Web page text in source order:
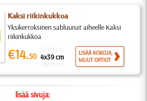
Kaksi riikinkukkoa
Yksikerroksinen sabluunat aiheelle Kaksi
riikinkukkoa
€14.50 4x39 cm
LISÄÄ KOKOJA,
MUUT OPTIOT
lisää sivuja: